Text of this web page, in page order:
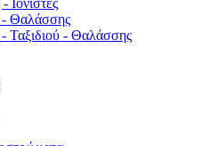
Ιονιστές
- Θαλάσσης
Ταξιδιού - Θαλάσσης